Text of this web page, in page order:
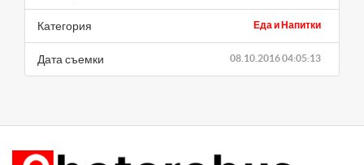
Еда и Напитки
Категория
08.10.2016 04:05:13
Дата съемки